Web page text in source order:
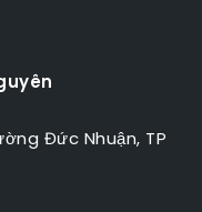
Đức Nhuận, TP